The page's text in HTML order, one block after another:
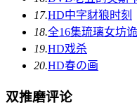
17.HD中字豺狼时刻
18.全16集琉璃女坊
19.HD戏杀
20.HD春の画
双推磨评论